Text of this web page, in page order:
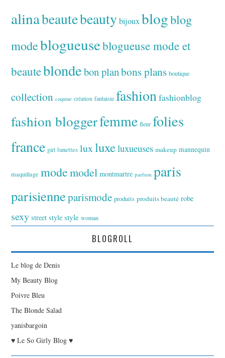
alinabeautebeauty bijoux blogblog
modeblogueuseblogueuse mode et
beauteblondebon planbons plans boutique
collection coquine création fantaisie fashionfashionblog
fashion bloggerfemme fleur folies
france girl lunettes luxluxeluxueuses makeup mannequin
maquillage modemodel montmartre parfum paris
parisienneparismode produits produits beauté robe
sexy street style style woman
BLOGROLL
Le blog de Denis
My Beauty Blog
Poivre Bleu
The Blonde Salad
yanisbargoin
♥ Le So Girly Blog ♥